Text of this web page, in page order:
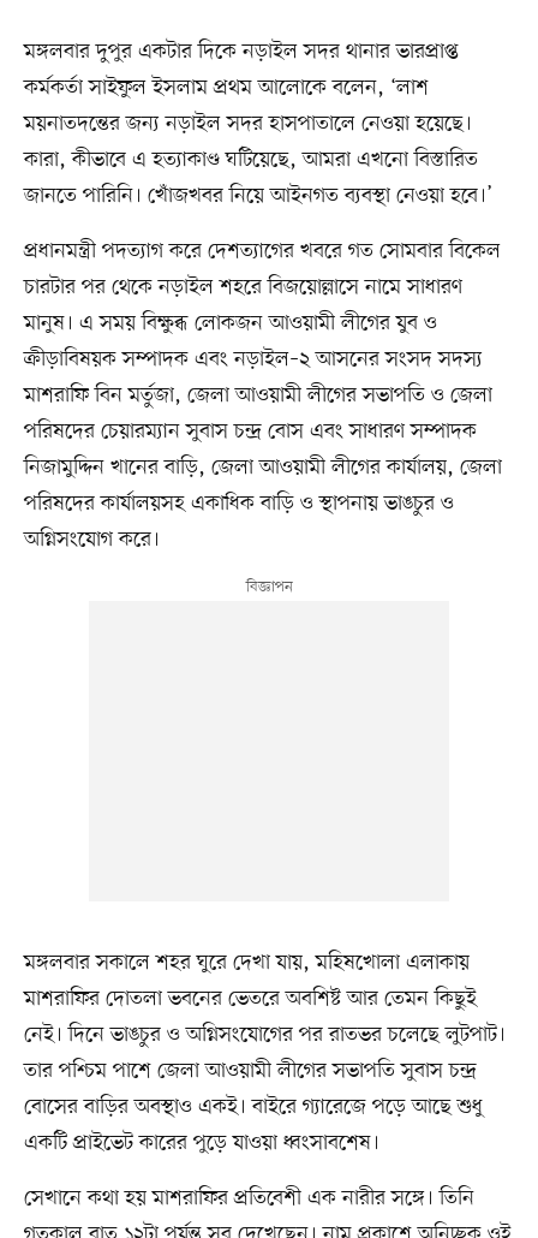
মঙ্গলবার দুপুর একটার দিকে নড়াইল সদর থানার ভারপ্রাপ্ত
কর্মকর্তা সাইফুল ইসলাম প্রথম আলোকে বলেন, ‘লাশ
ময়নাতদন্তের জন্য নড়াইল সদর হাসপাতালে নেওয়া হয়েছে।
কারা, কীভাবে এ হত্যাকাণ্ড ঘটিয়েছে, আমরা এখনো বিস্তারিত
জানতে পারিনি। খোঁজখবর নিয়ে আইনগত ব্যবস্থা নেওয়া হবে।’
প্রধানমন্ত্রী পদত্যাগ করে দেশত্যাগের খবরে গত সোমবার বিকেল
চারটার পর থেকে নড়াইল শহরে বিজয়োল্লাসে নামে সাধারণ
মানুষ। এ সময় বিক্ষুব্ধ লোকজন আওয়ামী লীগের যুব ও
ক্রীড়াবিষয়ক সম্পাদক এবং নড়াইল–২ আসনের সংসদ সদস্য
মাশরাফি বিন মর্তুজা, জেলা আওয়ামী লীগের সভাপতি ও জেলা
পরিষদের চেয়ারম্যান সুবাস চন্দ্র বোস এবং সাধারণ সম্পাদক
নিজামুদ্দিন খানের বাড়ি, জেলা আওয়ামী লীগের কার্যালয়, জেলা
পরিষদের কার্যালয়সহ একাধিক বাড়ি ও স্থাপনায় ভাঙচুর ও
অগ্নিসংযোগ করে।
মঙ্গলবার সকালে শহর ঘুরে দেখা যায়, মহিষখোলা এলাকায়
মাশরাফির দোতলা ভবনের ভেতরে অবশিষ্ট আর তেমন কিছুই
নেই। দিনে ভাঙচুর ও অগ্নিসংযোগের পর রাতভর চলেছে লুটপাট।
তার পশ্চিম পাশে জেলা আওয়ামী লীগের সভাপতি সুবাস চন্দ্র
বোসের বাড়ির অবস্থাও একই। বাইরে গ্যারেজে পড়ে আছে শুধু
একটি প্রাইভেট কারের পুড়ে যাওয়া ধ্বংসাবশেষ।
সেখানে কথা হয় মাশরাফির প্রতিবেশী এক নারীর সঙ্গে। তিনি